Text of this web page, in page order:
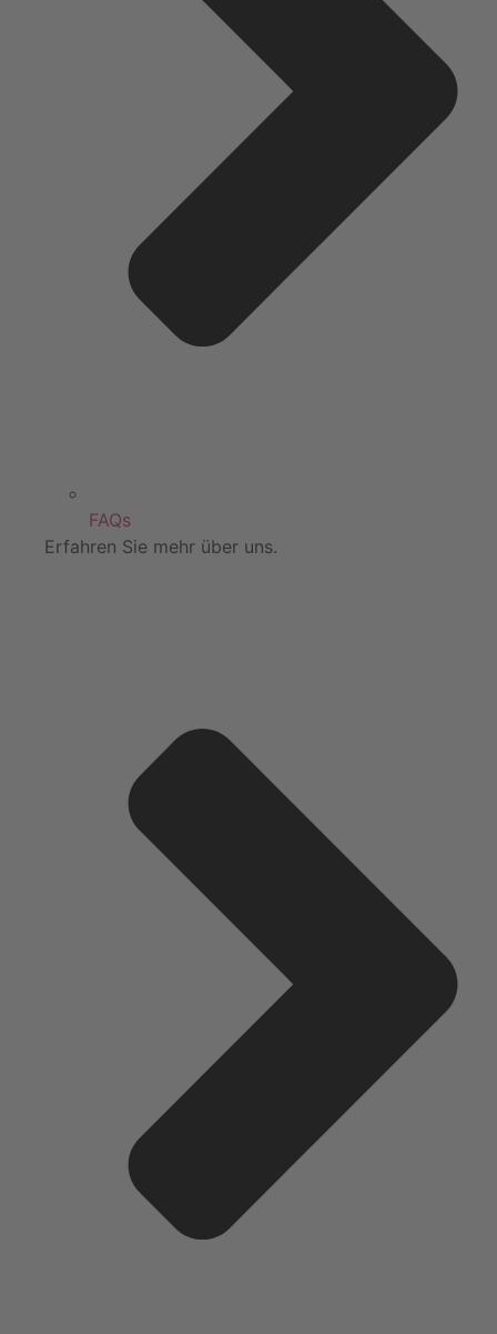
FAQs
Erfahren Sie mehr über uns.